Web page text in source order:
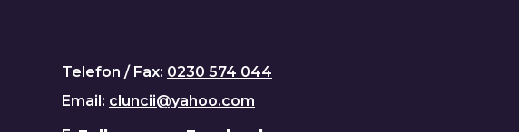
Telefon / Fax: 0230 574 044
Email: cluncii@yahoo.com